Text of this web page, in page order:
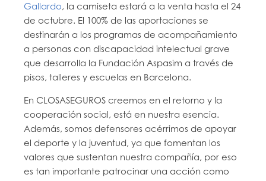
Gallardo, la camiseta estará a la venta hasta el 24
de octubre. El 100% de las aportaciones se
destinarán a los programas de acompañamiento
a personas con discapacidad intelectual grave
que desarrolla la Fundación Aspasim a través de
pisos, talleres y escuelas en Barcelona.
En CLOSASEGUROS creemos en el retorno y la
cooperación social, está en nuestra esencia.
Además, somos defensores acérrimos de apoyar
el deporte y la juventud, ya que fomentan los
valores que sustentan nuestra compañía, por eso
es tan importante patrocinar una acción como